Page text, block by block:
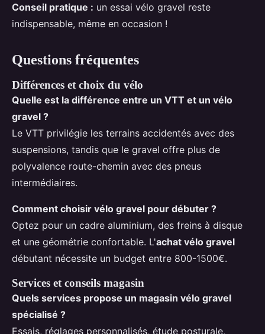
Conseil pratique : un essai vélo gravel reste
indispensable, même en occasion !
Questions fréquentes
Différences et choix du vélo
Quelle est la différence entre un VTT et un vélo
gravel ?
Le VTT privilégie les terrains accidentés avec des
suspensions, tandis que le gravel offre plus de
polyvalence route-chemin avec des pneus
intermédiaires.
Comment choisir vélo gravel pour débuter ?
Optez pour un cadre aluminium, des freins à disque
et une géométrie confortable. L'achat vélo gravel
débutant nécessite un budget entre 800-1500€.
Services et conseils magasin
Quels services propose un magasin vélo gravel
spécialisé ?
Essais, réglages personnalisés, étude posturale,